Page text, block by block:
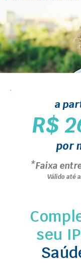
a
R$
por
*Faixa
Válido até
seu